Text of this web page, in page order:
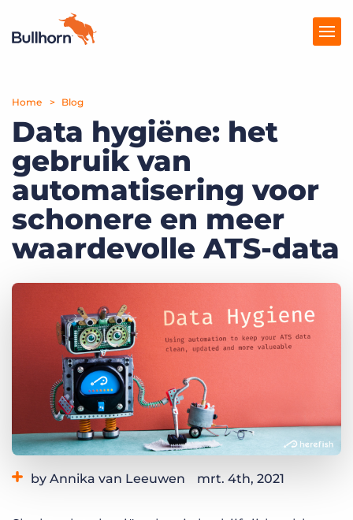
Producten
Prijzen
Kennisbank
Marketplace
Over Ons
Vraag een demo aan
Home Blog
Data hygiëne: het
gebruik van
automatisering voor
schonere en meer
waardevolle ATS-data
by Annika van Leeuwen mrt. 4th, 2021